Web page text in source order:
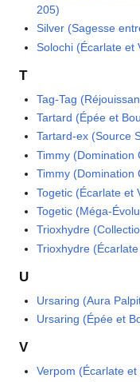
205)
Silver (Sagesse
Solochi (Écarlate et
T
Tag-Tag
Tartard (Épée et
Tartard-ex (Source
Timmy (Domination
Timmy (Domination
Togetic (Écarlate et
Togetic (Méga-
Trioxhydre
Trioxhydre
U
Ursaring (Aura
Ursaring (Épée et
V
Verpom (Écarlate